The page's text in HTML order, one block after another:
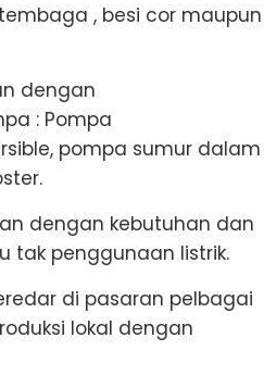
, besi cor maupun
dengan
: Pompa
pompa sumur dalam
dengan kebutuhan dan
tak penggunaan listrik.
di pasaran pelbagai
lokal dengan